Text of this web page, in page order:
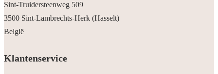
Sint-Truidersteenweg 509
3500 Sint-Lambrechts-Herk (Hasselt)
België
Klantenservice